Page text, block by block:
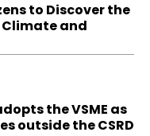
to Discover the
and
the VSME as
outside the CSRD